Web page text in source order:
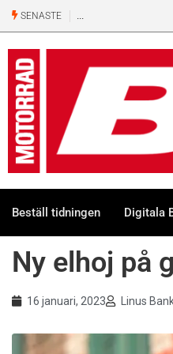
SENASTE Ny 500-kubiks retro
Beställ tidningen Digitala
Ny elhoj på
16 januari, 2023 Linus